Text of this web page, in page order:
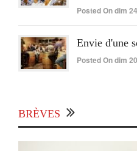
Posted On dim
Envie d'une
Posted On dim
BRÈVES